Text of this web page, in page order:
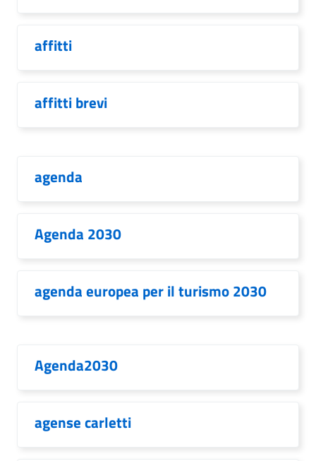
affitti
affitti brevi
agenda
Agenda 2030
agenda europea per il turismo 2030
Agenda2030
agense carletti